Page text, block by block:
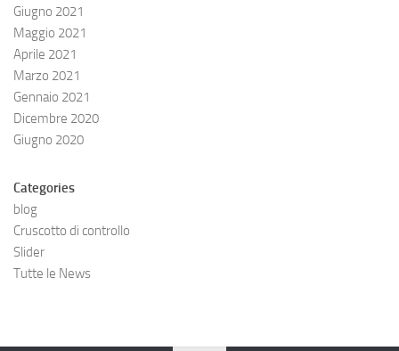
Giugno 2021
Maggio 2021
Aprile 2021
Marzo 2021
Gennaio 2021
Dicembre 2020
Giugno 2020
Categories
blog
Cruscotto di controllo
Slider
Tutte le News